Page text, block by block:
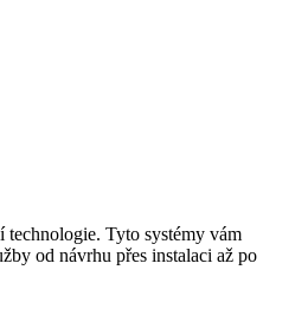
technologie. Tyto systémy vám
od návrhu přes instalaci až po